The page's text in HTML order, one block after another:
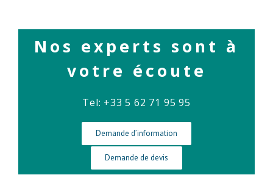
Nos experts sont à
votre écoute
Tel: +33 5 62 71 95 95
Demande d’information
Demande de devis